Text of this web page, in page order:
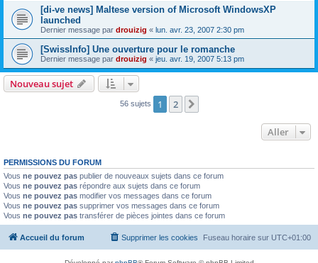
[di-ve news] Maltese version of Microsoft WindowsXP
launched
Dernier message par drouizig « lun. avr. 23, 2007 2:30 pm
[SwissInfo] Une ouverture pour le romanche
Dernier message par drouizig « jeu. avr. 19, 2007 5:13 pm
Nouveau sujet
56 sujets 1 2
Aller
PERMISSIONS DU FORUM
Vous ne pouvez pas publier de nouveaux sujets dans ce forum
Vous ne pouvez pas répondre aux sujets dans ce forum
Vous ne pouvez pas modifier vos messages dans ce forum
Vous ne pouvez pas supprimer vos messages dans ce forum
Vous ne pouvez pas transférer de pièces jointes dans ce forum
Accueil du forum Fuseau horaire sur UTC+01:00
Supprimer les cookies